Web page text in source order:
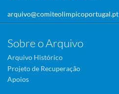
arquivo@comiteolimpicoportugal.pt
Sobre o Arquivo
Arquivo Histórico
Projeto de Recuperação
Apoios